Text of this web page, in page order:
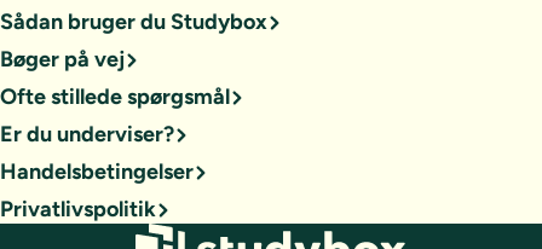
Sådan bruger du Studybox
Bøger på vej
Ofte stillede spørgsmål
Er du underviser?
Handelsbetingelser
Privatlivspolitik